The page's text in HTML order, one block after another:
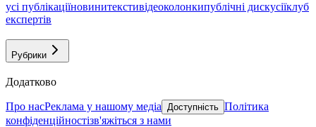
усі публікаціїновинитекстивідеоколонкипублічні дискусіїклуб
експертів
Рубрики
Додатково
Про насРеклама у нашому медіа Доступність Політика
конфіденційностізв'яжіться з нами